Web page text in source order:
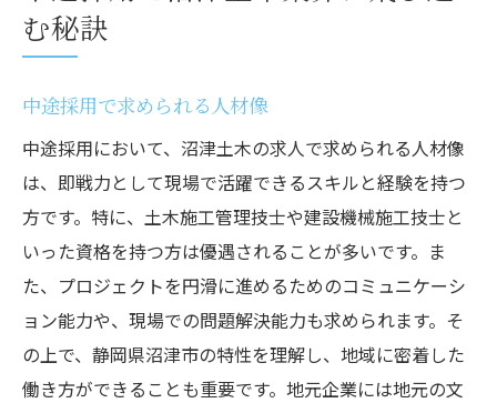
む秘訣
中途採用で求められる人材像
中途採用において、沼津土木の求人で求められる人材像
は、即戦力として現場で活躍できるスキルと経験を持つ
方です。特に、土木施工管理技士や建設機械施工技士と
いった資格を持つ方は優遇されることが多いです。ま
た、プロジェクトを円滑に進めるためのコミュニケーシ
ョン能力や、現場での問題解決能力も求められます。そ
の上で、静岡県沼津市の特性を理解し、地域に密着した
働き方ができることも重要です。地元企業には地元の文